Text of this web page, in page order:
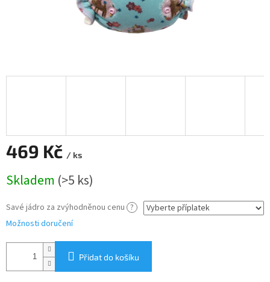
469 Kč / ks
cena:
Skladem (>5 ks)
Savé jádro za zvýhodněnou cenu ?
Možnosti doručení
Přidat do košíku